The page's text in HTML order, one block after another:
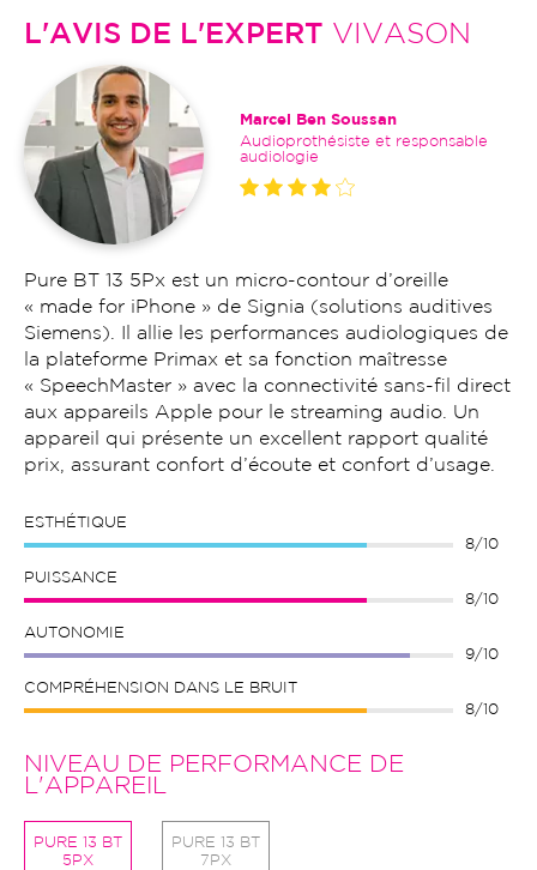
L'AVIS DE L'EXPERT VIVASON
Marcel Ben Soussan
Audioprothésiste et responsable
audiologie
Pure BT 13 5Px est un micro-contour d’oreille
« made for iPhone » de Signia (solutions auditives
Siemens). Il allie les performances audiologiques de
la plateforme Primax et sa fonction maîtresse
« SpeechMaster » avec la connectivité sans-fil direct
aux appareils Apple pour le streaming audio. Un
appareil qui présente un excellent rapport qualité
prix, assurant confort d’écoute et confort d’usage.
ESTHÉTIQUE
8/10
PUISSANCE
8/10
AUTONOMIE
9/10
COMPRÉHENSION DANS LE BRUIT
8/10
NIVEAU DE PERFORMANCE DE
L'APPAREIL
PURE 13 BT
5PX
PURE 13 BT
7PX